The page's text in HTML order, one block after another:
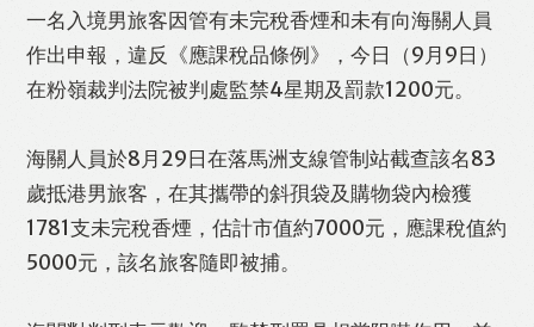
​一名入境男旅客因管有未完稅香煙和未有向海關人員
作出申報，違反《應課稅品條例》，今日（9月9日）
在粉嶺裁判法院被判處監禁4星期及罰款1200元。
海關人員於8月29日在落馬洲支線管制站截查該名83
歲抵港男旅客，在其攜帶的斜孭袋及購物袋內檢獲
1781支未完稅香煙，估計市值約7000元，應課稅值約
5000元，該名旅客隨即被捕。